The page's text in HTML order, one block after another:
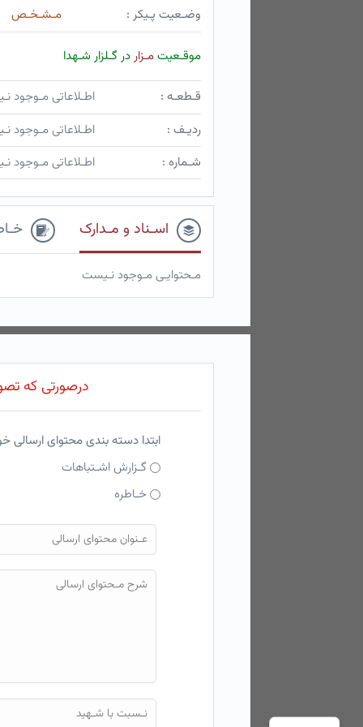
وضـعیت پـیکر : مـشـخـص
موقـعیتمـزاردر گـلزار شـهدا
قـطعـه :
اطـلاعاتی مـوجود
ردیـف :
اطـلاعاتی مـوجود
شـماره :
اطـلاعاتی مـوجود
اسـناد و مـدارک
مـحتوایـی مـوجود نـیست
درصورتی که
ابتدا دسته بندی محتوای
گـزارش اشـتباهات
خـاطره